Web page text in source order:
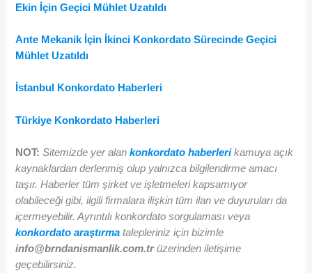
Ekin İçin Geçici Mühlet Uzatıldı
Ante Mekanik İçin İkinci Konkordato Sürecinde Geçici
Mühlet Uzatıldı
İstanbul Konkordato Haberleri
Türkiye Konkordato Haberleri
NOT:Sitemizde yer alankonkordato haberlerikamuya açık
kaynaklardan derlenmiş olup yalnızca bilgilendirme amacı
taşır. Haberler tüm şirket ve işletmeleri kapsamıyor
olabileceği gibi, ilgili firmalara ilişkin tüm ilan ve duyuruları da
içermeyebilir. Ayrıntılı konkordato sorgulaması veya
konkordato araştırma talepleriniz için bizimle
info@brndanismanlik.com.trüzerinden iletişime
geçebilirsiniz.